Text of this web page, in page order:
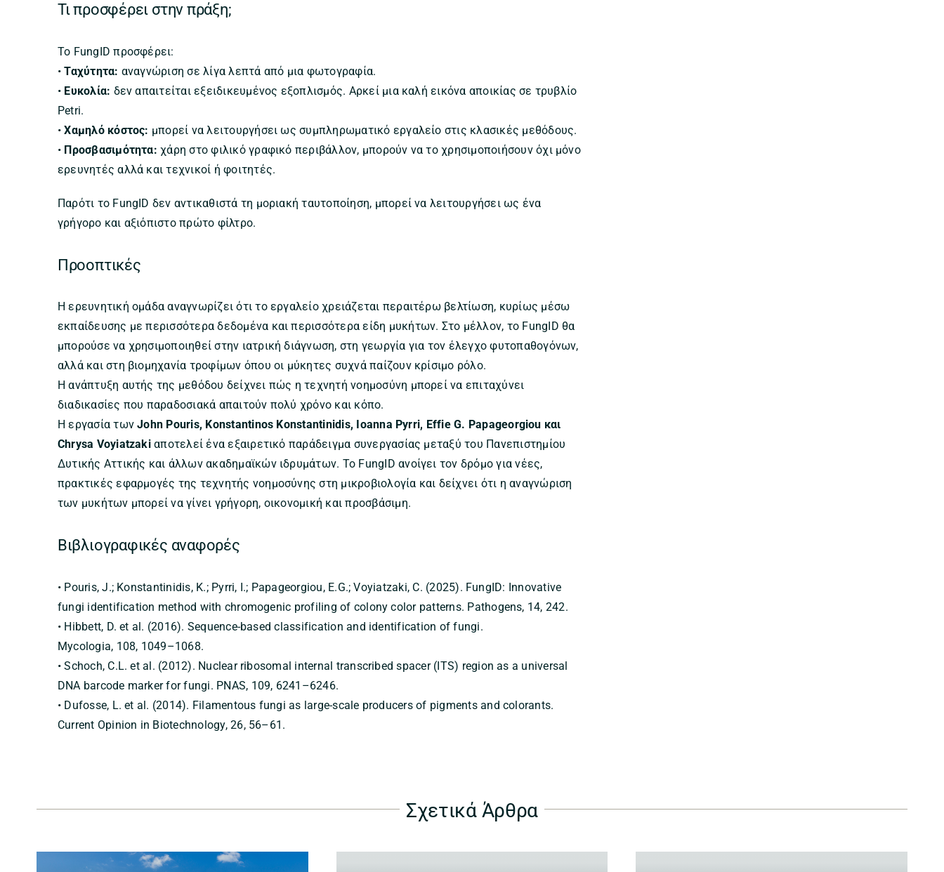
Τι προσφέρει στην πράξη;
Το FungID προσφέρει:
•Ταχύτητα: αναγνώριση σε λίγα λεπτά από μια φωτογραφία.
• Ευκολία: δεν απαιτείται εξειδικευμένος εξοπλισμός. Αρκεί μια καλή εικόνα αποικίας σε τρυβλίο
Petri.
•Χαμηλό κόστος: μπορεί να λειτουργήσει ως συμπληρωματικό εργαλείο στις κλασικές μεθόδους.
• Προσβασιμότητα: χάρη στο φιλικό γραφικό περιβάλλον, μπορούν να το χρησιμοποιήσουν όχι μόνο
ερευνητές αλλά και τεχνικοί ή φοιτητές.
Παρότι το FungID δεν αντικαθιστά τη μοριακή ταυτοποίηση, μπορεί να λειτουργήσει ως ένα
γρήγορο και αξιόπιστο πρώτο φίλτρο.
Προοπτικές
Η ερευνητική ομάδα αναγνωρίζει ότι το εργαλείο χρειάζεται περαιτέρω βελτίωση, κυρίως μέσω
εκπαίδευσης με περισσότερα δεδομένα και περισσότερα είδη μυκήτων. Στο μέλλον, το FungID θα
μπορούσε να χρησιμοποιηθεί στην ιατρική διάγνωση, στη γεωργία για τον έλεγχο φυτοπαθογόνων,
αλλά και στη βιομηχανία τροφίμων όπου οι μύκητες συχνά παίζουν κρίσιμο ρόλο.
Η ανάπτυξη αυτής της μεθόδου δείχνει πώς η τεχνητή νοημοσύνη μπορεί να επιταχύνει
διαδικασίες που παραδοσιακά απαιτούν πολύ χρόνο και κόπο.
Η εργασία τωνJohn Pouris, Konstantinos Konstantinidis, Ioanna Pyrri, Effie G. Papageorgiou και
Chrysa Voyiatzakiαποτελεί ένα εξαιρετικό παράδειγμα συνεργασίας μεταξύ του Πανεπιστημίου
Δυτικής Αττικής και άλλων ακαδημαϊκών ιδρυμάτων. Το FungID ανοίγει τον δρόμο για νέες,
πρακτικές εφαρμογές της τεχνητής νοημοσύνης στη μικροβιολογία και δείχνει ότι η αναγνώριση
των μυκήτων μπορεί να γίνει γρήγορη, οικονομική και προσβάσιμη.
Βιβλιογραφικές αναφορές
• Pouris, J.; Konstantinidis, K.; Pyrri, I.; Papageorgiou, E.G.; Voyiatzaki, C. (2025). FungID: Innovative
fungi identification method with chromogenic profiling of colony color patterns. Pathogens, 14, 242.
• Hibbett, D. et al. (2016). Sequence-based classification and identification of fungi.
Mycologia, 108, 1049–1068.
• Schoch, C.L. et al. (2012). Nuclear ribosomal internal transcribed spacer (ITS) region as a universal
DNA barcode marker for fungi. PNAS, 109, 6241–6246.
• Dufosse, L. et al. (2014). Filamentous fungi as large-scale producers of pigments and colorants.
Current Opinion in Biotechnology, 26, 56–61.
Σχετικά Άρθρα